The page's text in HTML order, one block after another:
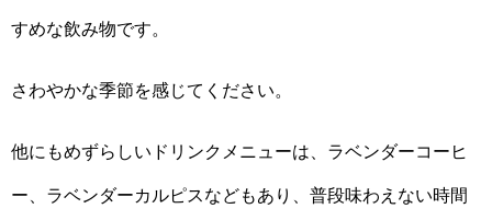
すめな飲み物です。
さわやかな季節を感じてください。
他にもめずらしいドリンクメニューは、ラベンダーコーヒ
ー、ラベンダーカルピスなどもあり、普段味わえない時間